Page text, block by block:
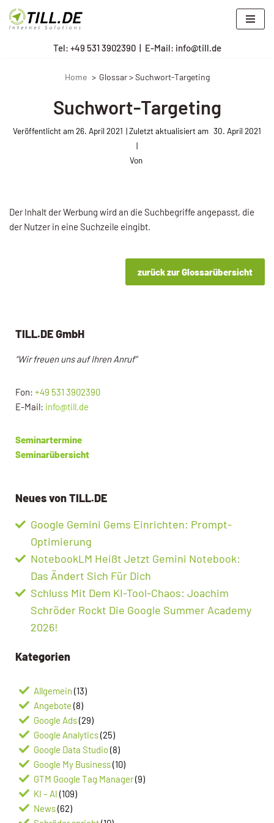
Zum
Tel: +49 531 3902390| E-Mail: info@till.de
Home Glossar > Suchwort-Targeting
Suchwort-Targeting
Veröffentlicht am26. April 2021 30. April 2021
Von
Der Inhalt der Werbung wird an die Suchbegriffe angepasst, die
der Nutzer in eine Suchzeile eingibt.
zurück zur Glossarübersicht
TILL.DE GmbH
“Wir freuen uns auf Ihren Anruf”
Fon: +49 531 3902390
E-Mail: info@till.de
Seminartermine
Seminarübersicht
Neues von TILL.DE
Google Gemini Gems Einrichten: Prompt-
Optimierung
NotebookLM Heißt Jetzt Gemini Notebook:
Das Ändert Sich Für Dich
Schluss Mit Dem KI-Tool-Chaos: Joachim
Schröder Rockt Die Google Summer Academy
2026!
Kategorien
Allgemein (13)
Angebote (8)
Google Ads(29)
Google Analytics(25)
Google Data Studio(8)
Google My Business(10)
GTM Google Tag Manager(9)
KI – AI (109)
News(62)